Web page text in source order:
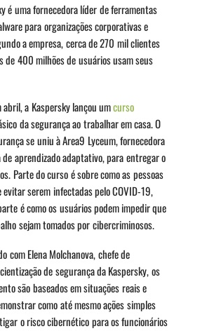
é uma fornecedora líder de ferramentas
para organizações corporativas e
a empresa, cerca de 270 mil clientes
de 400 milhões de usuários usam seus
abril, a Kaspersky lançou umcurso
da segurança ao trabalhar em casa. O
se uniu à Area9 Lyceum, fornecedora
aprendizado adaptativo, para entregar o
Parte do curso é sobre como as pessoas
serem infectadas pelo COVID-19,
é como os usuários podem impedir que
sejam tomados por cibercriminosos.
com Elena Molchanova, chefe de
de segurança da Kaspersky, os
são baseados em situações reais e
como até mesmo ações simples
o risco cibernético para os funcionários